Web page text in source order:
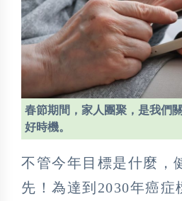
春節期間，家人團聚，是我們
好時機。
不管今年目標是什麼，
先！為達到2030年癌症